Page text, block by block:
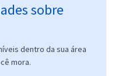
sobre
dentro da sua área
mora.